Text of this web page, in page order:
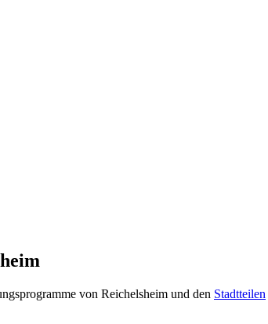
von Reichelsheim und den Stadtteilen